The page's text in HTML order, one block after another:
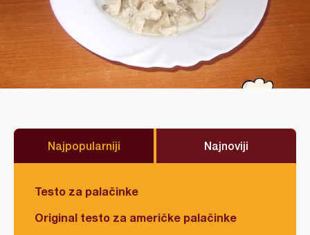
Najpopularniji Najnoviji
Testo za palačinke
Original testo za američke palačinke